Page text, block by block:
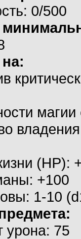
0/500
магии
(HP):
+100
1-10
урона: 75